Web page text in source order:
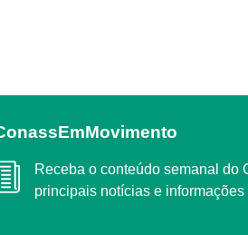
#ConassEmMovimento
Receba o conteúdo semanal do Conass com as
principais notícias e informações